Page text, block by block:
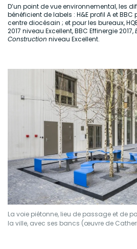
D’un point de vue environnemental, les
bénéficient de labels : H&E profil A et
centre diocésain ; et pour les bureaux,
2017 niveau Excellent, BBC Effinergie 2017,
Construction niveau Excellent.
La voie piétonne, lieu de passage et de
la ville, avec ses bancs (œuvre de